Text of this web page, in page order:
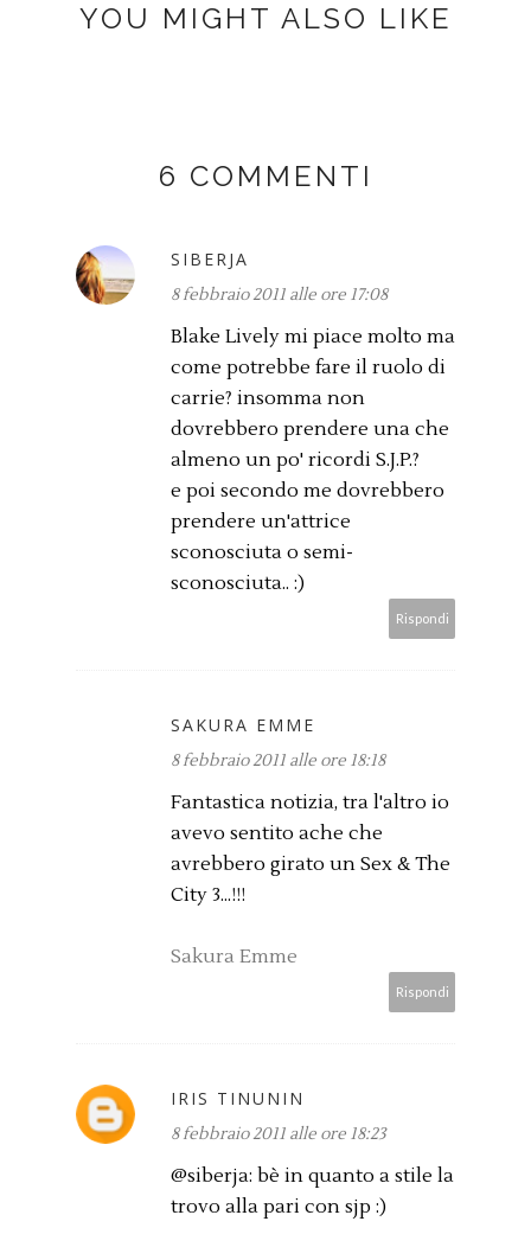
YOU MIGHT ALSO LIKE
6 COMMENTI
SIBERJA
8 febbraio 2011 alle ore 17:08
Blake Lively mi piace molto ma
come potrebbe fare il ruolo di
carrie? insomma non
dovrebbero prendere una che
almeno un po' ricordi S.J.P.?
e poi secondo me dovrebbero
prendere un'attrice
sconosciuta o semi-
sconosciuta.. :)
Rispondi
SAKURA EMME
8 febbraio 2011 alle ore 18:18
Fantastica notizia, tra l'altro io
avevo sentito ache che
avrebbero girato un Sex & The
City 3...!!!
Sakura Emme
Rispondi
IRIS TINUNIN
8 febbraio 2011 alle ore 18:23
@siberja: bè in quanto a stile la
trovo alla pari con sjp :)